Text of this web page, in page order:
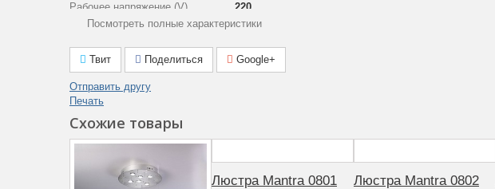
Рабочее напряжение (V)
220
Количество плафонов
4
Коллекция
BALI
Посмотреть полные характеристики
Твит Поделиться Google+
Отправить другу
Печать
Схожие товары
Люстра Mantra 0801
Люстра Mantra 0802